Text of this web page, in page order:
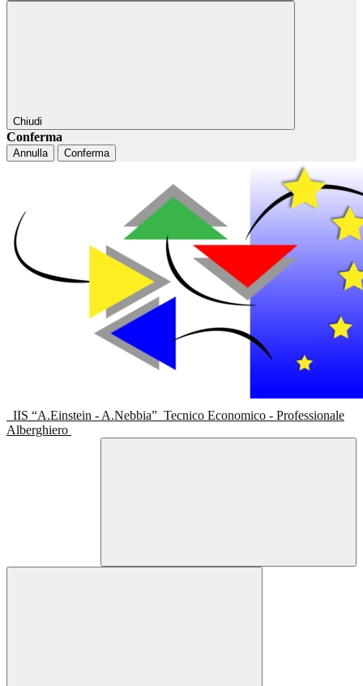
Chiudi
Conferma
Annulla Conferma
IIS “A.Einstein - A.Nebbia” Tecnico Economico - Professionale
Alberghiero